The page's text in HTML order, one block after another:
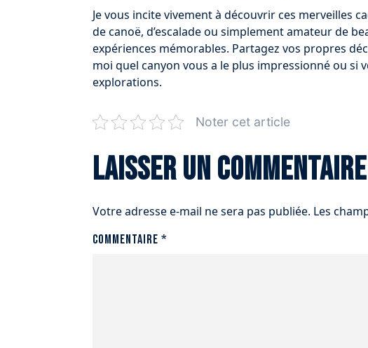
Je vous incite vivement à découvrir ces merveilles
de canoë, d’escalade ou simplement amateur de
expériences mémorables. Partagez vos propres
moi quel canyon vous a le plus impressionné ou si
explorations.
Noter cet article
Laisser un commentaire
Votre adresse e-mail ne sera pas publiée. Les
Commentaire *